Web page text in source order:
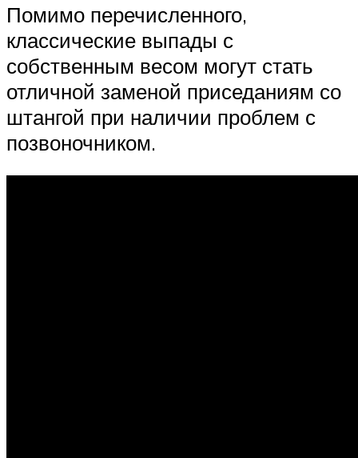
Помимо перечисленного,
классические выпады с
собственным весом могут стать
отличной заменой приседаниям со
штангой при наличии проблем с
позвоночником.